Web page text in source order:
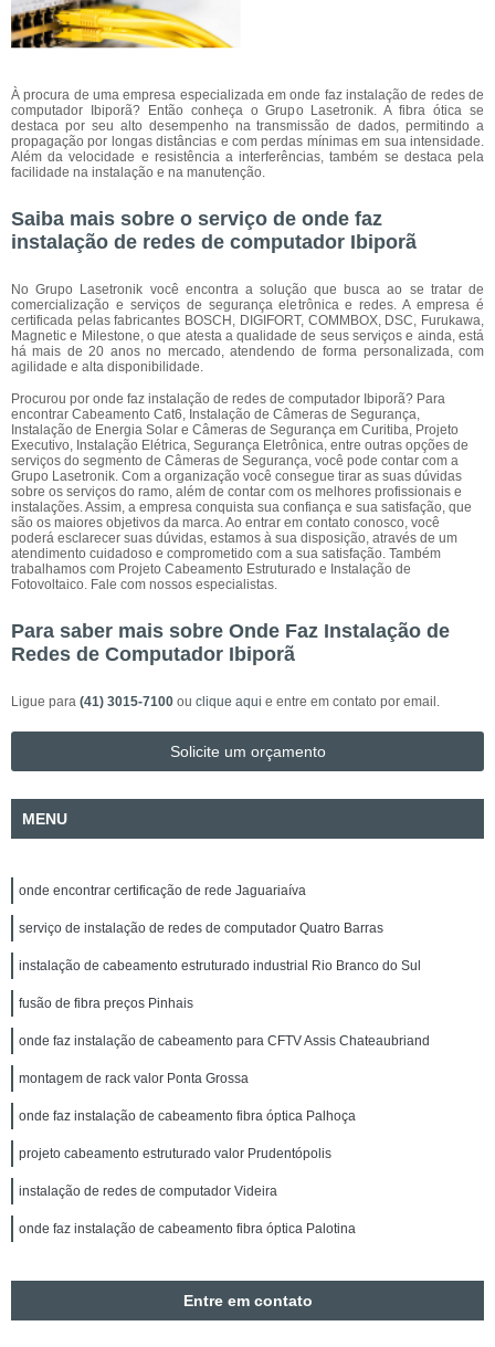
À procura de uma empresa especializada em onde faz instalação de redes de
computador Ibiporã? Então conheça o Grupo Lasetronik. A fibra ótica se
destaca por seu alto desempenho na transmissão de dados, permitindo a
propagação por longas distâncias e com perdas mínimas em sua intensidade.
Além da velocidade e resistência a interferências, também se destaca pela
facilidade na instalação e na manutenção.
Saiba mais sobre o serviço de onde faz
instalação de redes de computador Ibiporã
No Grupo Lasetronik você encontra a solução que busca ao se tratar de
comercialização e serviços de segurança eletrônica e redes. A empresa é
certificada pelas fabricantes BOSCH, DIGIFORT, COMMBOX, DSC, Furukawa,
Magnetic e Milestone, o que atesta a qualidade de seus serviços e ainda, está
há mais de 20 anos no mercado, atendendo de forma personalizada, com
agilidade e alta disponibilidade.
Procurou por onde faz instalação de redes de computador Ibiporã? Para
encontrar Cabeamento Cat6, Instalação de Câmeras de Segurança,
Instalação de Energia Solar e Câmeras de Segurança em Curitiba, Projeto
Executivo, Instalação Elétrica, Segurança Eletrônica, entre outras opções de
serviços do segmento de Câmeras de Segurança, você pode contar com a
Grupo Lasetronik. Com a organização você consegue tirar as suas dúvidas
sobre os serviços do ramo, além de contar com os melhores profissionais e
instalações. Assim, a empresa conquista sua confiança e sua satisfação, que
são os maiores objetivos da marca. Ao entrar em contato conosco, você
poderá esclarecer suas dúvidas, estamos à sua disposição, através de um
atendimento cuidadoso e comprometido com a sua satisfação. Também
trabalhamos com Projeto Cabeamento Estruturado e Instalação de
Fotovoltaico. Fale com nossos especialistas.
Para saber mais sobre Onde Faz Instalação de
Redes de Computador Ibiporã
Ligue para (41) 3015-7100 ou clique aqui e entre em contato por email.
Solicite um orçamento
MENU
onde encontrar certificação de rede Jaguariaíva
serviço de instalação de redes de computador Quatro Barras
instalação de cabeamento estruturado industrial Rio Branco do Sul
fusão de fibra preços Pinhais
onde faz instalação de cabeamento para CFTV Assis Chateaubriand
montagem de rack valor Ponta Grossa
onde faz instalação de cabeamento fibra óptica Palhoça
projeto cabeamento estruturado valor Prudentópolis
instalação de redes de computador Videira
onde faz instalação de cabeamento fibra óptica Palotina
Entre em contato